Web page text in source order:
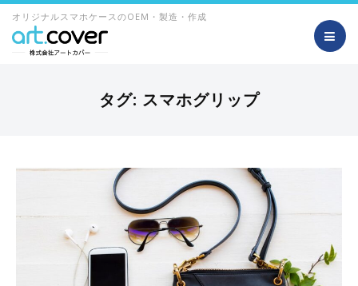
オリジナルスマホケースのOEM・製造・作成
タグ: スマホグリップ